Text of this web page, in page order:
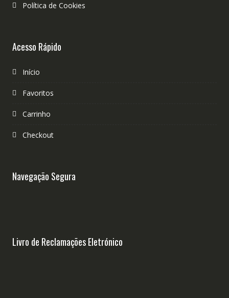
Política de Cookies
Acesso Rápido
Início
Favoritos
Carrinho
Checkout
Navegação Segura
Livro de Reclamações Eletrónico